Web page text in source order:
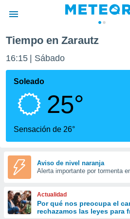
de
ha
calidad.
a este
las
y
forma
digital
basada
Tiempo en Zarautz
16:15 Sábado
Soleado
25°
Sensación de 26°
Aviso de nivel naranja
Alerta importante por tormenta
Actualidad
Por qué nos preocupa el
rechazamos las leyes para